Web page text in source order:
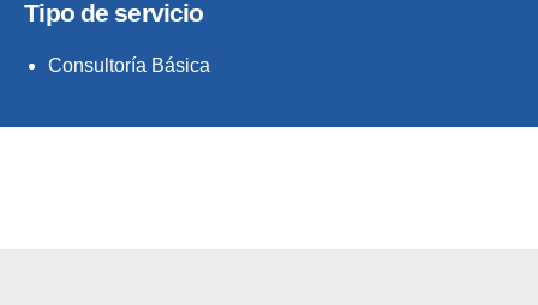
Tipo de servicio
Consultoría Básica